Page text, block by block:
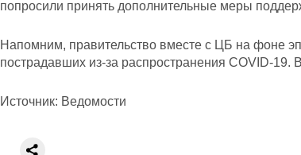
попросили принять дополнительные меры
Напомним, правительство вместе с ЦБ на фоне
пострадавших из-за распространения COVID-
Источник: Ведомости